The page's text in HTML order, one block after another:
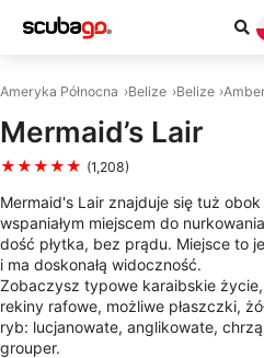
Ameryka Północna Belize Belize
Mermaid’s Lair
★★★★★ (1,208)
Mermaid's Lair znajduje się tuż
wspaniałym miejscem do
dość płytka, bez prądu. Miejsce to
i ma doskonałą widoczność.
Zobaczysz typowe karaibskie
rekiny rafowe, możliwe płaszczki,
ryb: lucjanowate, anglikowate,
grouper.